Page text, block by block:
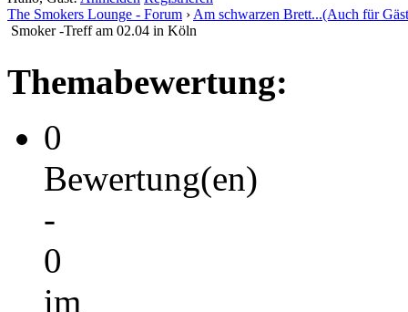
The Smokers Lounge - Forum › Am schwarzen Brett...(Auch für
Smoker -Treff am 02.04 in Köln
Themabewertung:
0
Bewertung(en)
-
0
im